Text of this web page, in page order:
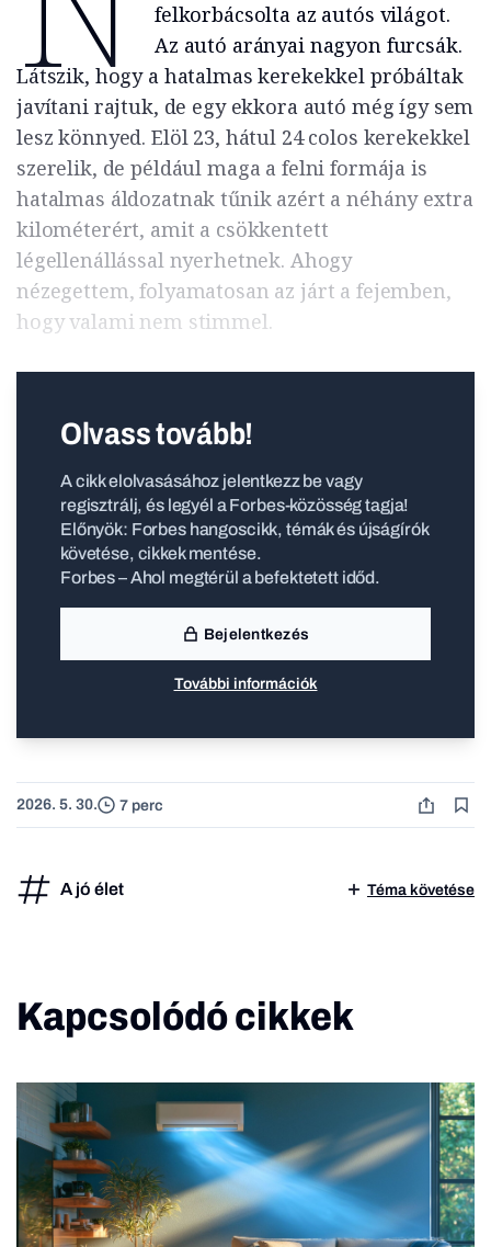
felkorbácsolta az autós világot.
Az autó arányai nagyon furcsák.
Látszik, hogy a hatalmas kerekekkel próbáltak
javítani rajtuk, de egy ekkora autó még így sem
lesz könnyed. Elöl 23, hátul 24 colos kerekekkel
szerelik, de például maga a felni formája is
hatalmas áldozatnak tűnik azért a néhány extra
kilométerért, amit a csökkentett
légellenállással nyerhetnek. Ahogy
nézegettem, folyamatosan az járt a fejemben,
hogy valami nem stimmel.
Olvass tovább!
A cikk elolvasásához jelentkezz be vagy
regisztrálj, és legyél a Forbes-közösség tagja!
Előnyök: Forbes hangoscikk, témák és újságírók
követése, cikkek mentése.
Forbes – Ahol megtérül a befektetett időd.
Bejelentkezés
További információk
2026. 5. 30. 7 perc
A jó élet Téma követése
Kapcsolódó cikkek